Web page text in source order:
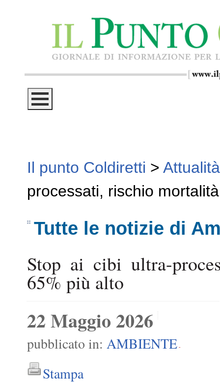
Il punto Coldiretti > Attualità
processati, rischio
Tutte le notizie di
Stop ai cibi ultra-
65% più alto
22 Maggio 2026
pubblicato in: AMBIENTE -
Stampa